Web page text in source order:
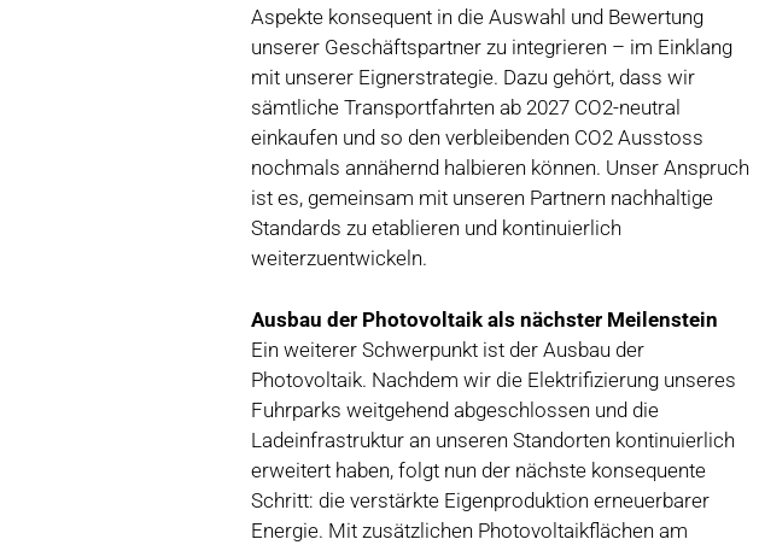
Aspekte konsequent in die Auswahl und Bewertung
unserer Geschäftspartner zu integrieren – im Einklang
mit unserer Eignerstrategie. Dazu gehört, dass wir
sämtliche Transportfahrten ab 2027 CO2-neutral
einkaufen und so den verbleibenden CO2 Ausstoss
nochmals annähernd halbieren können. Unser Anspruch
ist es, gemeinsam mit unseren Partnern nachhaltige
Standards zu etablieren und kontinuierlich
weiterzuentwickeln.
Ausbau der Photovoltaik als nächster Meilenstein
Ein weiterer Schwerpunkt ist der Ausbau der
Photovoltaik. Nachdem wir die Elektrifizierung unseres
Fuhrparks weitgehend abgeschlossen und die
Ladeinfrastruktur an unseren Standorten kontinuierlich
erweitert haben, folgt nun der nächste konsequente
Schritt: die verstärkte Eigenproduktion erneuerbarer
Energie. Mit zusätzlichen Photovoltaikflächen am